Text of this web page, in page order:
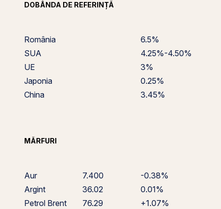
DOBÂNDA DE REFERINȚĂ
România
6.5%
SUA
4.25%-4.50%
UE
3%
Japonia
0.25%
China
3.45%
MĂRFURI
Aur 7.400
-0.38%
Argint
36.02
0.01%
Petrol Brent
76.29 +1.07%